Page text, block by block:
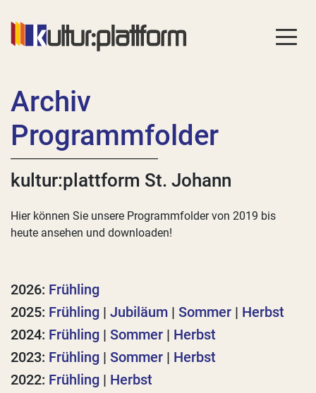
Archiv
Programmfolder
kultur:plattform St. Johann
Hier können Sie unsere Programmfolder von 2019 bis
heute ansehen und downloaden!
2026: Frühling
2025: Frühling | Jubiläum | Sommer | Herbst
2024: Frühling | Sommer | Herbst
2023: Frühling | Sommer | Herbst
2022: Frühling | Herbst